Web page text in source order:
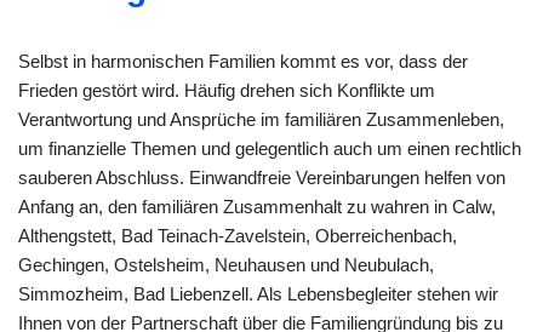
Selbst in harmonischen Familien kommt es vor, dass der
Frieden gestört wird. Häufig drehen sich Konflikte um
Verantwortung und Ansprüche im familiären Zusammenleben,
um finanzielle Themen und gelegentlich auch um einen rechtlich
sauberen Abschluss. Einwandfreie Vereinbarungen helfen von
Anfang an, den familiären Zusammenhalt zu wahren in Calw,
Althengstett, Bad Teinach-Zavelstein, Oberreichenbach,
Gechingen, Ostelsheim, Neuhausen und Neubulach,
Simmozheim, Bad Liebenzell. Als Lebensbegleiter stehen wir
Ihnen von der Partnerschaft über die Familiengründung bis zu